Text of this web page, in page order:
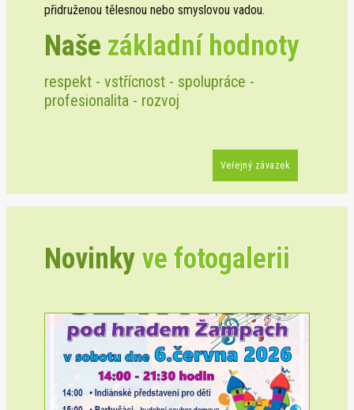
přidruženou tělesnou nebo smyslovou vadou.
Naše základní hodnoty
respekt - vstřícnost - spolupráce -
profesionalita - rozvoj
Veřejný závazek
Novinkyve fotogalerii